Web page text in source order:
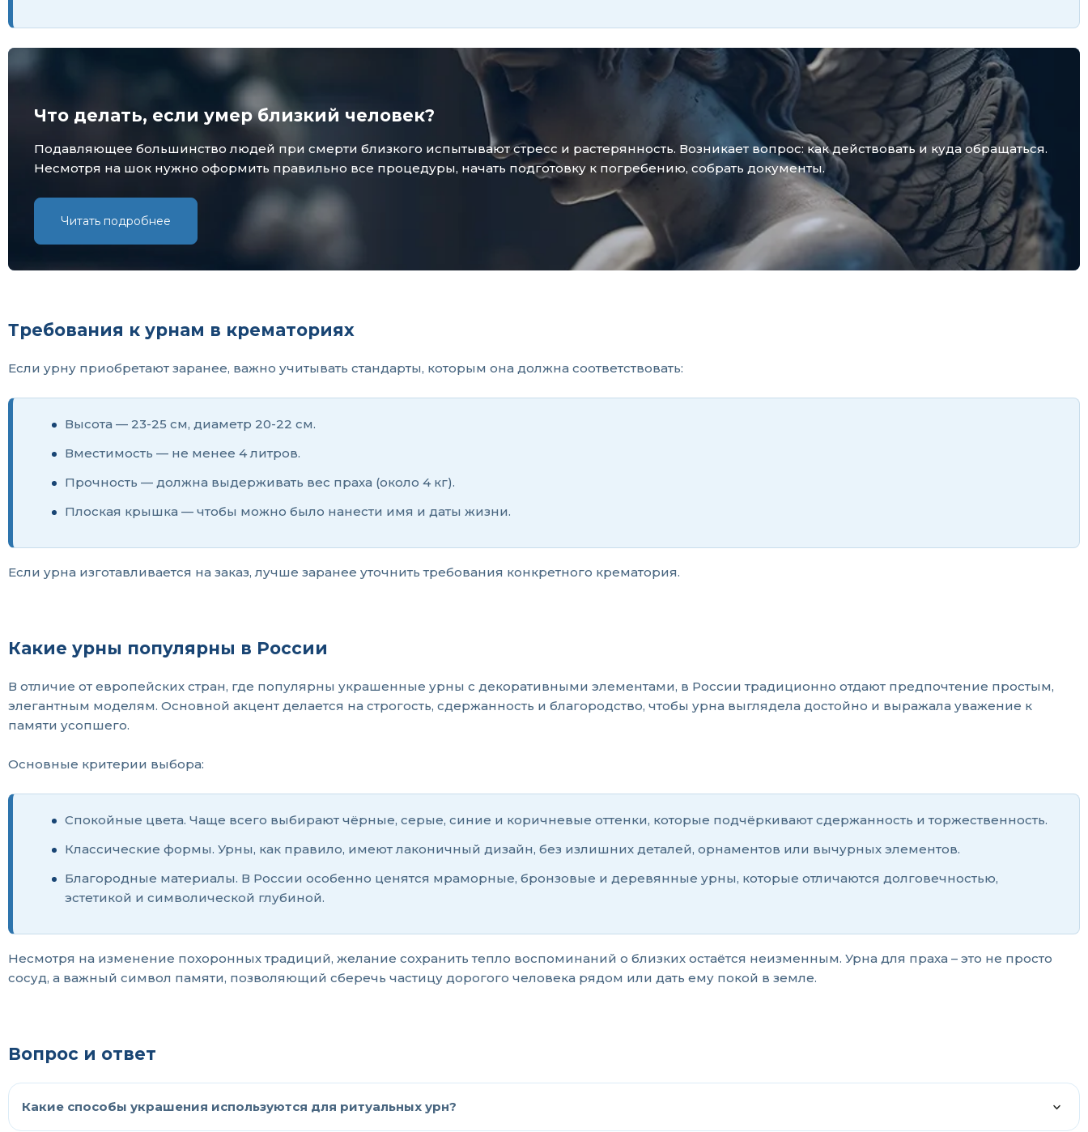
Что делать, если умер близкий человек?
Подавляющее большинство людей при смерти близкого испытывают стресс и растерянность. Возникает вопрос: как действовать и куда обращаться.
Несмотря на шок нужно оформить правильно все процедуры, начать подготовку к погребению, собрать документы.
Читать подробнее
Требования к урнам в крематориях
Если урну приобретают заранее, важно учитывать стандарты, которым она должна соответствовать:
Высота — 23-25 см, диаметр 20-22 см.
Вместимость — не менее 4 литров.
Прочность — должна выдерживать вес праха (около 4 кг).
Плоская крышка — чтобы можно было нанести имя и даты жизни.
Если урна изготавливается на заказ, лучше заранее уточнить требования конкретного крематория.
Какие урны популярны в России
В отличие от европейских стран, где популярны украшенные урны с декоративными элементами, в России традиционно отдают предпочтение простым,
элегантным моделям. Основной акцент делается на строгость, сдержанность и благородство, чтобы урна выглядела достойно и выражала уважение к
памяти усопшего.
Основные критерии выбора:
Спокойные цвета. Чаще всего выбирают чёрные, серые, синие и коричневые оттенки, которые подчёркивают сдержанность и торжественность.
Классические формы. Урны, как правило, имеют лаконичный дизайн, без излишних деталей, орнаментов или вычурных элементов.
Благородные материалы. В России особенно ценятся мраморные, бронзовые и деревянные урны, которые отличаются долговечностью,
эстетикой и символической глубиной.
Несмотря на изменение похоронных традиций, желание сохранить тепло воспоминаний о близких остаётся неизменным. Урна для праха – это не просто
сосуд, а важный символ памяти, позволяющий сберечь частицу дорогого человека рядом или дать ему покой в земле.
Вопрос и ответ
Какие способы украшения используются для ритуальных урн?